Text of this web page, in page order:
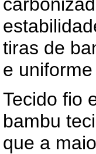
tiras de
e
Tecido fio
bambu
que a